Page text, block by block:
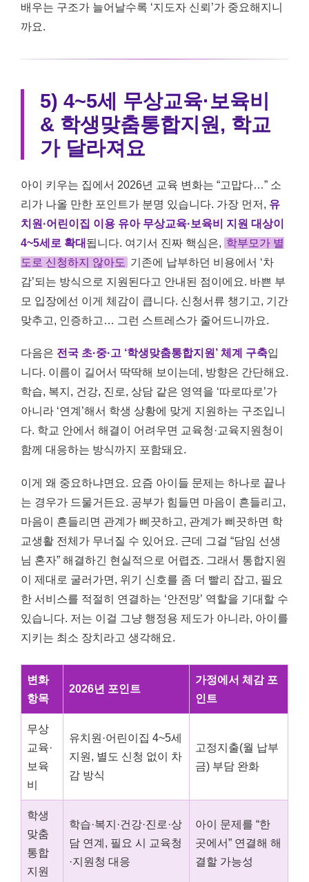
배우는 구조가 늘어날수록 ‘지도자 신뢰’가 중요해지니
까요.
5) 4~5세 무상교육·보육비
& 학생맞춤통합지원, 학교
가 달라져요
아이 키우는 집에서 2026년 교육 변화는 “고맙다…” 소
리가 나올 만한 포인트가 분명 있습니다. 가장 먼저, 유
치원·어린이집 이용 유아 무상교육·보육비 지원 대상이
4~5세로 확대 됩니다. 여기서 진짜 핵심은, 학부모가 별
도로 신청하지 않아도 기존에 납부하던 비용에서 ‘차
감’되는 방식으로 지원된다고 안내된 점이에요. 바쁜 부
모 입장에선 이게 체감이 큽니다. 신청서류 챙기고, 기간
맞추고, 인증하고… 그런 스트레스가 줄어드니까요.
다음은 전국 초·중·고 ‘학생맞춤통합지원’ 체계 구축입
니다. 이름이 길어서 딱딱해 보이는데, 방향은 간단해요.
학습, 복지, 건강, 진로, 상담 같은 영역을 ‘따로따로’가
아니라 ‘연계’해서 학생 상황에 맞게 지원하는 구조입니
다. 학교 안에서 해결이 어려우면 교육청·교육지원청이
함께 대응하는 방식까지 포함돼요.
이게 왜 중요하냐면요. 요즘 아이들 문제는 하나로 끝나
는 경우가 드물거든요. 공부가 힘들면 마음이 흔들리고,
마음이 흔들리면 관계가 삐끗하고, 관계가 삐끗하면 학
교생활 전체가 무너질 수 있어요. 근데 그걸 “담임 선생
님 혼자” 해결하긴 현실적으로 어렵죠. 그래서 통합지원
이 제대로 굴러가면, 위기 신호를 좀 더 빨리 잡고, 필요
한 서비스를 적절히 연결하는 ‘안전망’ 역할을 기대할 수
있습니다. 저는 이걸 그냥 행정용 제도가 아니라, 아이를
지키는 최소 장치라고 생각해요.
변화
항목
2026년 포인트
가정에서 체감 포
인트
무상
교육·
보육
비
유치원·어린이집 4~5세
지원, 별도 신청 없이 차
감 방식
고정지출(월 납부
금) 부담 완화
학생
맞춤
통합
지원
학습·복지·건강·진로·상
담 연계, 필요 시 교육청
·지원청 대응
아이 문제를 “한
곳에서” 연결해 해
결할 가능성